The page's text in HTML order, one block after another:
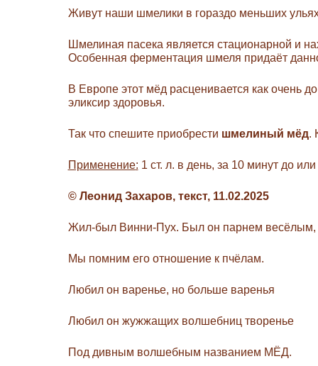
Живут наши шмелики в гораздо меньших
Шмелиная пасека является стационарной и
Особенная ферментация шмеля придаёт
В Европе этот мёд расценивается как очень
эликсир здоровья.
Так что спешите приобрести шмелиный мёд.
Применение: 1 ст. л. в день, за 10 минут до
© Леонид Захаров, текст, 11.02.2025
Жил-был Винни-Пух. Был он парнем весёлым,
Мы помним его отношение к пчёлам.
Любил он варенье, но больше варенья
Любил он жужжащих волшебниц творенье
Под дивным волшебным названием МЁД.